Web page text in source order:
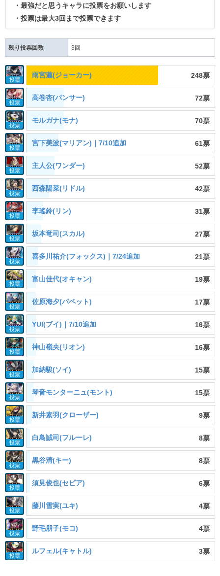
・最強だと思うキャラに投票をお願いします
・投票は最大3回まで投票できます
残り投票回数 3 回
投票
雨宮蓮(ジョーカー) 248票
投票
高巻杏(パンサー) 72票
投票
モルガナ(モナ) 70票
投票
宮下美波(マリアン)｜7/10追加 61票
投票
主人公(ワンダー) 52票
投票
西森陽菜(リドル) 42票
投票
李瑤鈴(リン) 31票
投票
坂本竜司(スカル) 27票
投票
喜多川祐介(フォックス)｜7/24追加 21票
投票
富山佳代(オキャン) 19票
投票
佐原海夕(パペット) 17票
投票
YUI(ブイ)｜7/10追加 16票
投票
神山嶺央(リオン) 16票
投票
加納駿(ソイ) 15票
投票
琴音モンターニュ(モント) 15票
投票
新井素羽(クローザー) 9票
投票
白鳥誠司(フルーレ) 8票
投票
黒谷清(キー) 8票
投票
須見俊也(セピア) 6票
投票
藤川雪実(ユキ) 4票
投票
野毛朋子(モコ) 4票
投票
ルフェル(キャトル) 3票